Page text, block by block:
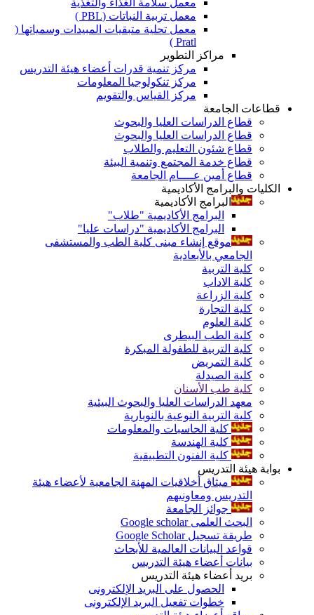
معمل تربية النباتات (PBL )
معمل تحلية متبقيات المبيدات وسمياتها (
Pratl )
مراكز التطوير
مركز تنمية قدرات أعضاء هيئة التدريس
مركز تنكولوجيا المعلومات
مركز القياس والتقويم
قطاعات الجامعة
قطاع الدراسات العليا والبحوث
قطاع الدراسات العليا والبحوث
قطاع شئون التعليم والطلاب
قطاع خدمة المجتمع وتنمية البيئة
قطاع أمين عــــام الجامعة
الكليات والبرامج الأكاديمية
البرامج الأكاديمية
البرامج الأكاديمية "طلاب"
البرامج الأكاديمية "دراسات عليا"
موقع إنشاء مبنى كلية الطب والمستشفى
الجامعي بالأبعادية
كلية التربية
كلية الاداب
كلية الزراعة
كلية التجارة
كلية العلوم
كلية الطب البيطرى
كلية التربية للطفولة المبكرة
كلية التمريض
كلية الصيدلة
كلية طب الأسنان
معهد الدراسات العليا والبحوث البيئية
كلية التربية النوعية بالنوبارية
كلية الحاسبات والمعلومات
كلية الهندسة
كلية الفنون التطبيقية
بوابة هيئة التدريس
ميثاق أخلاقيات المهنة الجامعية لأعضاء هيئة
التدريس ومعاونيهم
جوائز الجامعة
البحث العلمى Google scholar
طريقة تسجيل Google Scholar
قواعد البيانات العالمية للأبحاث
بيانات أعضاء هيئة التدريس
بريد أعضاء هيئة التدريس
الحصول على البريد الإلكترونى
خطوات تفعيل البريد الإلكترونى